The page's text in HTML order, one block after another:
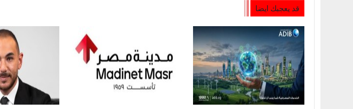
قد يعجبك ايضا